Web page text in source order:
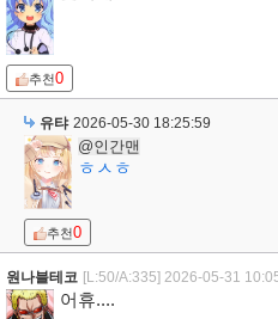
추천0
유탸 2026-05-30 18:25:59
@인간맨
ㅎㅅㅎ
추천0
원나블테코 [L:50/A:335] 2026-05-31
어휴....